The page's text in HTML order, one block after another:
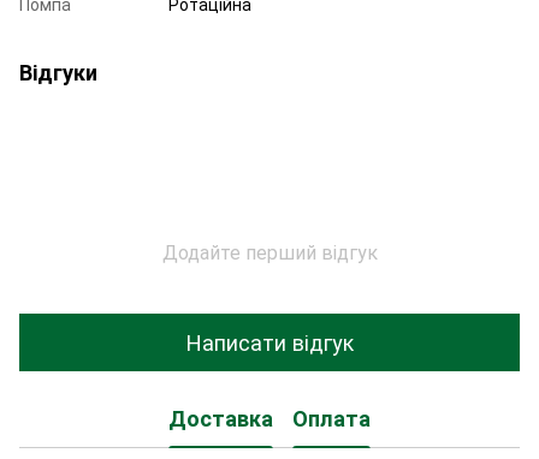
Відгуки
Додайте перший відгук
Написати відгук
Доставка Оплата